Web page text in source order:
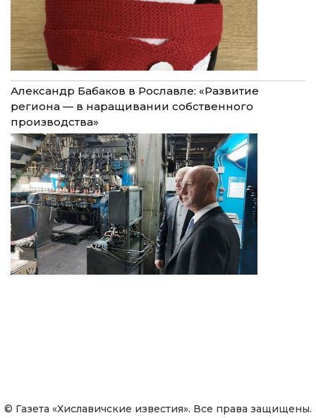
Александр Бабаков в Рославле: «Развитие
региона — в наращивании собственного
производства»
© Газета «Хиславичские известия». Все права защищены.